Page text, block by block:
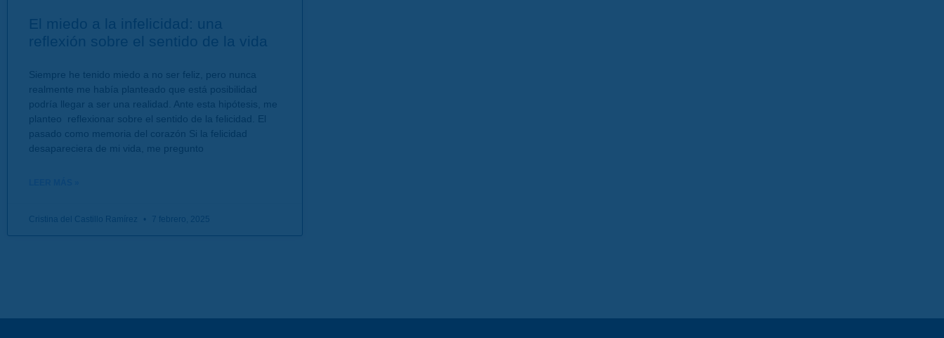
El miedo a la infelicidad: una
reflexión sobre el sentido de la vida
Siempre he tenido miedo a no ser feliz, pero nunca
realmente me había planteado que está posibilidad
podría llegar a ser una realidad. Ante esta hipótesis, me
planteo reflexionar sobre el sentido de la felicidad. El
pasado como memoria del corazón Si la felicidad
desapareciera de mi vida, me pregunto
Cristina del Castillo Ramírez 7 febrero, 2025